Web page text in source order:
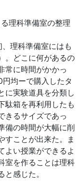
理科準備室の整理
理科準備室にはも
。どこに何があるの
常に時間がかかっ
均ーで購入したタ
に実験道具を分類し
駄箱を再利用したも
きるサイズであっ
備の時間が大幅に削
すことが出来た。ま
よい授業ができるよ
室を作ることは理科
感じた。